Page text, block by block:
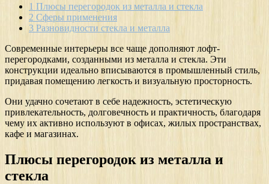
1 Плюсы перегородок из металла и стекла
2 Сферы применения
3 Разновидности стекла и металла
Современные интерьеры все чаще дополняют лофт-
перегородками, созданными из металла и стекла. Эти
конструкции идеально вписываются в промышленный стиль,
придавая помещению легкость и визуальную просторность.
Они удачно сочетают в себе надежность, эстетическую
привлекательность, долговечность и практичность, благодаря
чему их активно используют в офисах, жилых пространствах,
кафе и магазинах.
Плюсы перегородок из металла и
стекла